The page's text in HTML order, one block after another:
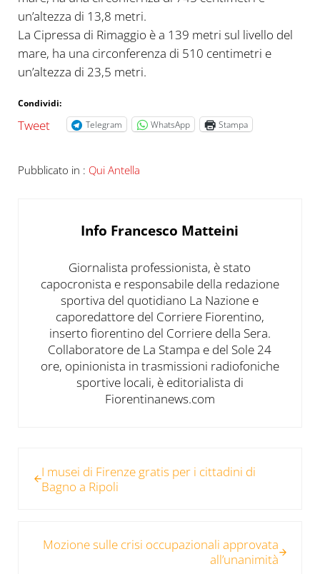
un’altezza di 13,8 metri.
La Cipressa di Rimaggio è a 139 metri sul livello del
mare, ha una circonferenza di 510 centimetri e
un’altezza di 23,5 metri.
Condividi:
Tweet Telegram WhatsApp Stampa
Pubblicato in : Qui Antella
Info Francesco Matteini
Giornalista professionista, è stato
capocronista e responsabile della redazione
sportiva del quotidiano La Nazione e
caporedattore del Corriere Fiorentino,
inserto fiorentino del Corriere della Sera.
Collaboratore de La Stampa e del Sole 24
ore, opinionista in trasmissioni radiofoniche
sportive locali, è editorialista di
Fiorentinanews.com
I musei di Firenze gratis per i cittadini di
Bagno a Ripoli
Mozione sulle crisi occupazionali approvata
all’unanimità